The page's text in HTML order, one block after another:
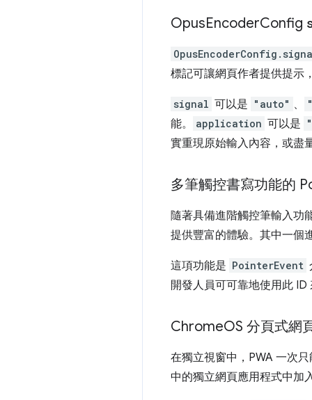
OpusEncoderConfig
標記可讓網頁作者提供提示
signal 可以是 "auto" 、
能。
application 可以是
實重現原始輸入內容，或盡
多筆觸控書寫功能的
隨著具備進階觸控筆輸入功
提供豐富的體驗。其中一個
這項功能是 PointerEvent
開發人員可可靠地使用此 ID
ChromeOS 分頁式網
在獨立視窗中，PWA 一次
中的獨立網頁應用程式中加